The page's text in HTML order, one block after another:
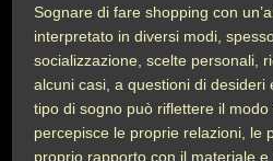
Sognare di fare shopping con
interpretato in diversi modi,
socializzazione, scelte personali,
alcuni casi, a questioni di desideri
tipo di sogno può riflettere il
percepisce le proprie relazioni, le
proprio rapporto con il materiale e